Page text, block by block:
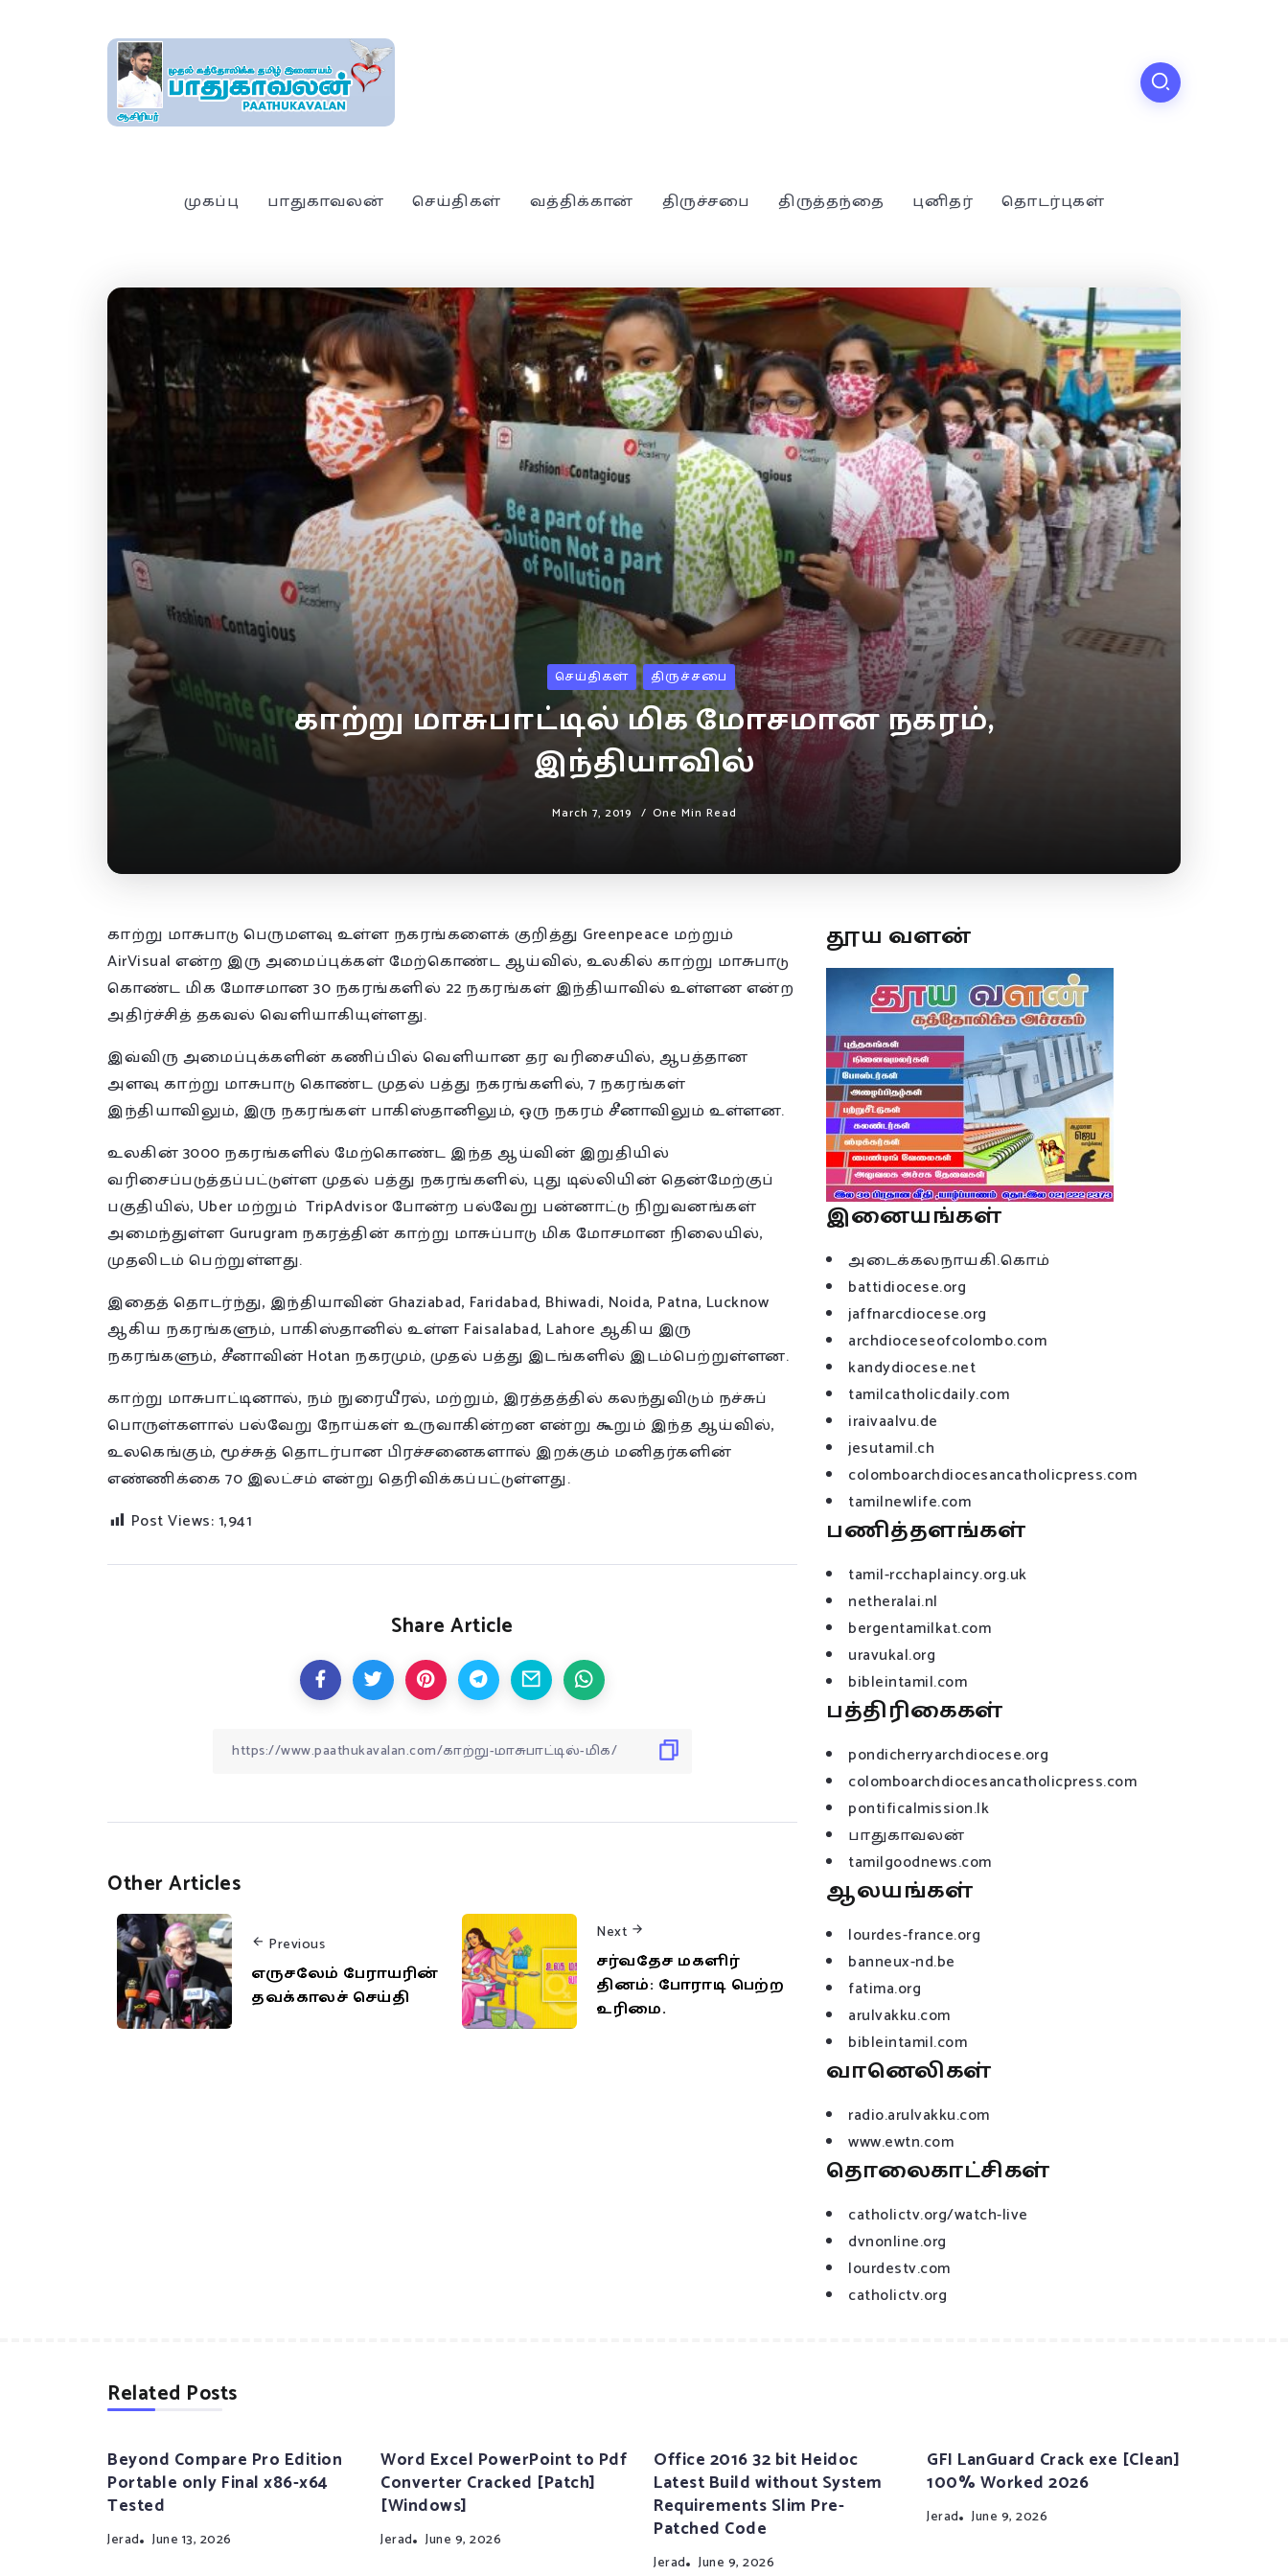
முகப்பு பாதுகாவலன் செய்திகள் வத்திக்கான் திருச்சபை திருத்தந்தை புனிதர் தொடர்புகள்
செய்திகள் திருச்சபை
காற்று மாசுபாட்டில் மிக மோசமான நகரம்,
இந்தியாவில்
March 7, 2019 One Min Read
காற்று மாசுபாடு பெருமளவு உள்ள நகரங்களைக் குறித்து Greenpeace மற்றும்
AirVisual என்ற இரு அமைப்புக்கள் மேற்கொண்ட ஆய்வில், உலகில் காற்று மாசுபாடு
கொண்ட மிக மோசமான 30 நகரங்களில் 22 நகரங்கள் இந்தியாவில் உள்ளன என்ற
அதிர்ச்சித் தகவல் வெளியாகியுள்ளது.
இவ்விரு அமைப்புக்களின் கணிப்பில் வெளியான தர வரிசையில், ஆபத்தான
அளவு காற்று மாசுபாடு கொண்ட முதல் பத்து நகரங்களில், 7 நகரங்கள்
இந்தியாவிலும், இரு நகரங்கள் பாகிஸ்தானிலும், ஒரு நகரம் சீனாவிலும் உள்ளன.
உலகின் 3000 நகரங்களில் மேற்கொண்ட இந்த ஆய்வின் இறுதியில்
வரிசைப்படுத்தப்பட்டுள்ள முதல் பத்து நகரங்களில், புது டில்லியின் தென்மேற்குப்
பகுதியில், Uber மற்றும் TripAdvisor போன்ற பல்வேறு பன்னாட்டு நிறுவனங்கள்
அமைந்துள்ள Gurugram நகரத்தின் காற்று மாசுப்பாடு மிக மோசமான நிலையில்,
முதலிடம் பெற்றுள்ளது.
இதைத் தொடர்ந்து, இந்தியாவின் Ghaziabad, Faridabad, Bhiwadi, Noida, Patna, Lucknow
ஆகிய நகரங்களும், பாகிஸ்தானில் உள்ள Faisalabad, Lahore ஆகிய இரு
நகரங்களும், சீனாவின் Hotan நகரமும், முதல் பத்து இடங்களில் இடம்பெற்றுள்ளன.
காற்று மாசுபாட்டினால், நம் நுரையீரல், மற்றும், இரத்தத்தில் கலந்துவிடும் நச்சுப்
பொருள்களால் பல்வேறு நோய்கள் உருவாகின்றன என்று கூறும் இந்த ஆய்வில்,
உலகெங்கும், மூச்சுத் தொடர்பான பிரச்சனைகளால் இறக்கும் மனிதர்களின்
எண்ணிக்கை 70 இலட்சம் என்று தெரிவிக்கப்பட்டுள்ளது.
Post Views:1,941
Share Article
Other Articles
Previous
எருசலேம் பேராயரின்
தவக்காலச் செய்தி
Next
சர்வதேச மகளிர்
தினம்: போராடி பெற்ற
உரிமை.
தூய வளன்
இனையங்கள்
அடைக்கலநாயகி.கொம்
battidiocese.org
jaffnarcdiocese.org
archdioceseofcolombo.com
kandydiocese.net
tamilcatholicdaily.com
iraivaalvu.de
jesutamil.ch
colomboarchdiocesancatholicpress.com
tamilnewlife.com
பணித்தளங்கள்
tamil-rcchaplaincy.org.uk
netheralai.nl
bergentamilkat.com
uravukal.org
bibleintamil.com
பத்திரிகைகள்
pondicherryarchdiocese.org
colomboarchdiocesancatholicpress.com
pontificalmission.lk
பாதுகாவலன்
tamilgoodnews.com
ஆலயங்கள்
lourdes-france.org
banneux-nd.be
fatima.org
arulvakku.com
bibleintamil.com
வானெலிகள்
radio.arulvakku.com
www.ewtn.com
தொலைகாட்சிகள்
catholictv.org/watch-live
dvnonline.org
lourdestv.com
catholictv.org
Related Posts
Beyond Compare Pro Edition
Portable only Final x86-x64
Tested
Jerad June 13, 2026
Word Excel PowerPoint to Pdf
Converter Cracked [Patch]
[Windows]
Jerad June 9, 2026
Office 2016 32 bit Heidoc
Latest Build without System
Requirements Slim Pre-
Patched Code
Jerad June 9, 2026
GFI LanGuard Crack exe [Clean]
100% Worked 2026
Jerad June 9, 2026